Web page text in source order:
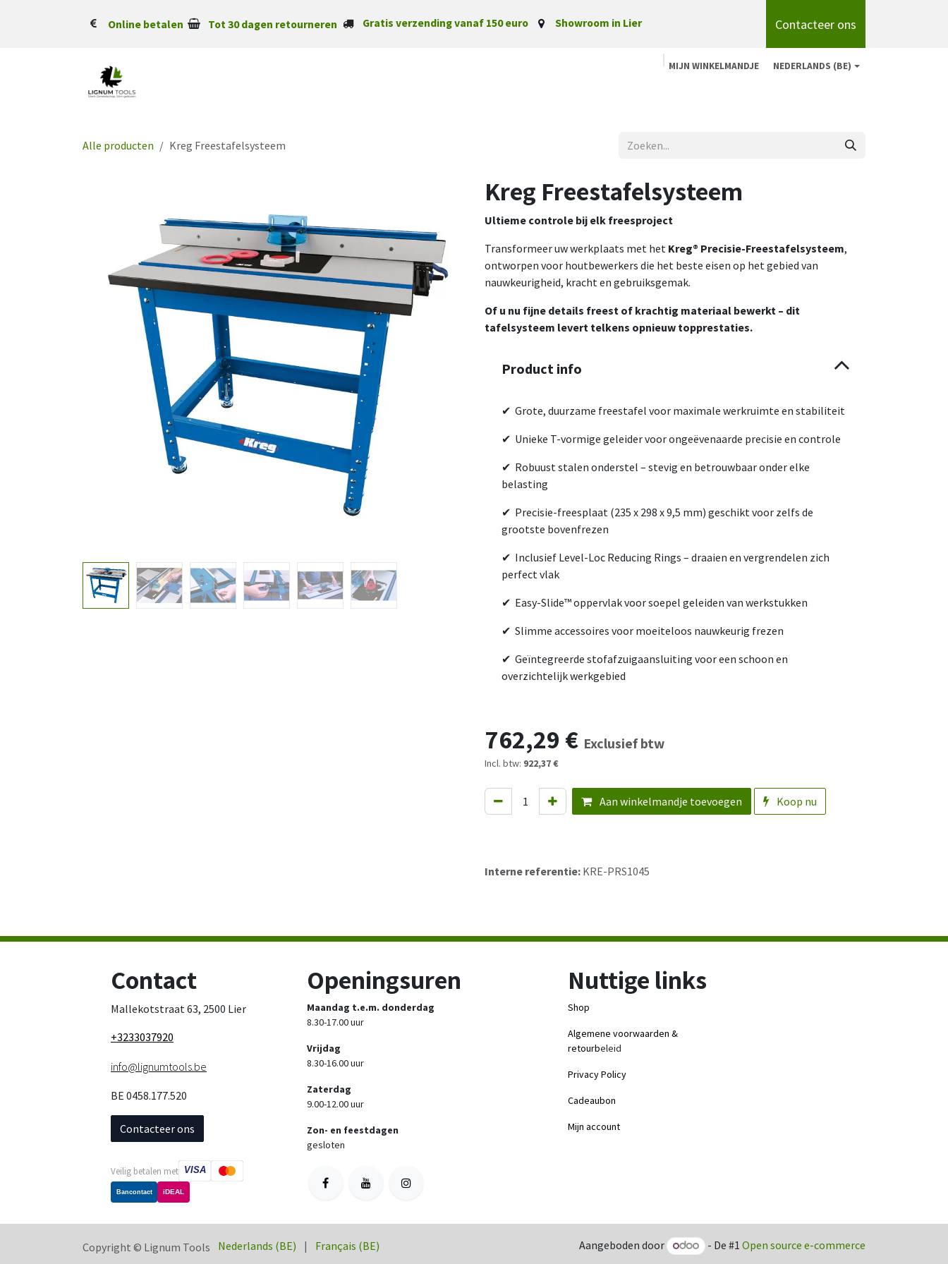
Online betalen Tot 30 dagen retourneren Gratis verzending vanaf 150 euro Showroom in Lier Contacteer ons
MIJN WINKELMANDJE NEDERLANDS (BE)
Alle producten Kreg Freestafelsysteem
Kreg Freestafelsysteem
Ultieme controle bij elk freesproject
Transformeer uw werkplaats met het Kreg® Precisie-Freestafelsysteem,
ontworpen voor houtbewerkers die het beste eisen op het gebied van
nauwkeurigheid, kracht en gebruiksgemak.
Of u nu fijne details freest of krachtig materiaal bewerkt – dit
tafelsysteem levert telkens opnieuw topprestaties.
Product info
✔ Grote, duurzame freestafel voor maximale werkruimte en stabiliteit
✔ Unieke T-vormige geleider voor ongeëvenaarde precisie en controle
✔ Robuust stalen onderstel – stevig en betrouwbaar onder elke
belasting
✔ Precisie-freesplaat (235 x 298 x 9,5 mm) geschikt voor zelfs de
grootste bovenfrezen
✔ Inclusief Level-Loc Reducing Rings – draaien en vergrendelen zich
perfect vlak
✔ Easy-Slide™ oppervlak voor soepel geleiden van werkstukken
✔ Slimme accessoires voor moeiteloos nauwkeurig frezen
✔ Geïntegreerde stofafzuigaansluiting voor een schoon en
overzichtelijk werkgebied
762,29 € Exclusief btw
Incl. btw: 922,37 €
Aan winkelmandje toevoegen Koop nu
Interne referentie: KRE-PRS1045
Contact
Mallekotstraat 63, 2500 Lier
+3233037920
info@lignumtools.be
BE 0458.177.520
Contacteer ons
Veilig betalen met VISA
Bancontact iDEAL
Openingsuren
Maandag t.e.m. donderdag
8.30-17.00 uur
Vrijdag
8.30-16.00 uur
Zaterdag
9.00-12.00 uur
Zon- en feestdagen
gesloten
Nuttige links
Shop
Algemene voorwaarden &
retourbeleid
Privacy Policy
Cadeaubon
Mijn account
Copyright © Lignum Tools Nederlands (BE) | Français (BE) Aangeboden door - De #1 Open source e-commerce